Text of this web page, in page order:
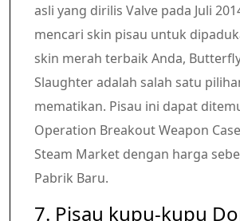
asli yang dirilis Valve pada Juli
mencari skin pisau untuk
skin merah terbaik Anda,
Slaughter adalah salah satu
mematikan. Pisau ini dapat
Operation Breakout Weapon
Steam Market dengan harga
Pabrik Baru.
7. Pisau kupu-kupu